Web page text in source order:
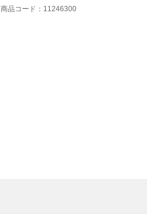
商品コード：11246300